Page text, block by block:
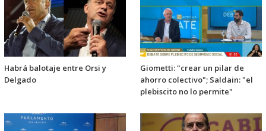
Habrá balotaje entre Orsi y
Delgado
Giometti: "crear un pilar de
ahorro colectivo"; Saldain: "el
plebiscito no lo permite"